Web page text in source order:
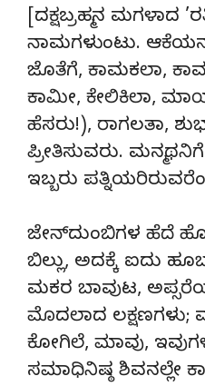
[ದಕ್ಷಬ್ರಹ್ಮನ ಮಗಳಾದ
ನಾಮಗಳುಂಟು.
ಜೊತೆಗೆ, ಕಾಮಕಲಾ,
ಕಾಮೀ, ಕೇಲಿಕಿಲಾ,
ಹೆಸರು!), ರಾಗಲತಾ,
ಪ್ರೀತಿಸುವರು.
ಇಬ್ಬರು
ಜೇನ್‌ದುಂಬಿಗಳ ಹೆದೆ
ಬಿಲ್ಲು, ಅದಕ್ಕೆ ಐದು
ಮಕರ ಬಾವುಟ,
ಮೊದಲಾದ ಲಕ್ಷಣಗಳು;
ಕೋಗಿಲೆ, ಮಾವು,
ಸಮಾಧಿನಿಷ್ಠ ಶಿವನಲ್ಲೇ